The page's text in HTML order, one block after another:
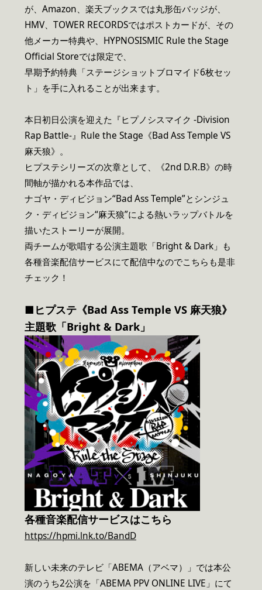
が、Amazon、楽天ブックスでは丸形缶バッジが、
HMV、TOWER RECORDSではポストカードが、その
他メーカー特典や、HYPNOSISMIC Rule the Stage
Official Storeでは限定で、
早期予約特典「ステージショットブロマイド6枚セッ
ト」を手に入れることが出来ます。
本日初日公演を迎えた『ヒプノシスマイク -Division
Rap Battle-』Rule the Stage《Bad Ass Temple VS
麻天狼》。
ヒプステシリーズの次章として、《2nd D.R.B》の時
間軸が描かれる本作品では、
ナゴヤ・ディビジョン“Bad Ass Temple”とシンジュ
ク・ディビジョン“麻天狼”による熱いラップバトルを
描いたストーリーが展開。
両チームが歌唱する公演主題歌「Bright & Dark」も
各種音楽配信サービスにて配信中なのでこちらも是非
チェック！
■ ヒプステ《Bad Ass Temple VS 麻天狼》
主題歌「Bright & Dark」
各種音楽配信サービスはこちら
https://hpmi.lnk.to/BandD
新しい未来のテレビ「ABEMA（アベマ）」では本公
演のうち2公演を「ABEMA PPV ONLINE LIVE」にて